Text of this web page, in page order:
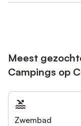
Meest
Campings op
Zwembad